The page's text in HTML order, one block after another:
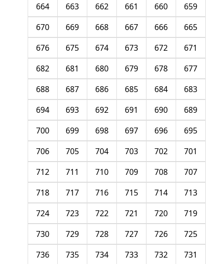
659
660
661
662
663
664
665
666
667
668
669
670
671
672
673
674
675
676
677
678
679
680
681
682
683
684
685
686
687
688
689
690
691
692
693
694
695
696
697
698
699
700
701
702
703
704
705
706
707
708
709
710
711
712
713
714
715
716
717
718
719
720
721
722
723
724
725
726
727
728
729
730
731
732
733
734
735
736